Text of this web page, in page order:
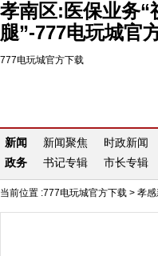
孝南区:医保业务“
腿”-777电玩城官
777电玩城官方下载
新闻 新闻聚焦 时政新闻
政务
书记专辑 市长专辑
当前位置 :777电玩城官方下载 > 孝感